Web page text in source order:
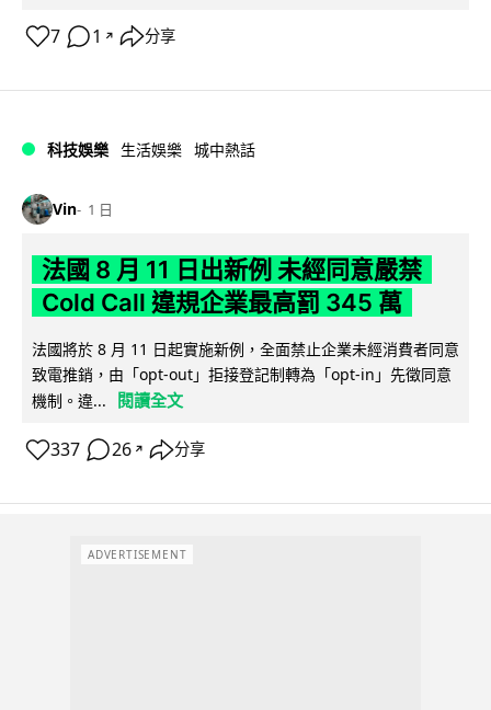
7 1 ↗ 分享
科技娛樂 生活娛樂 城中熱話
Vin 1 日
法國 8 月 11 日出新例 未經同意嚴禁
Cold Call 違規企業最高罰 345 萬
法國將於 8 月 11 日起實施新例，全面禁止企業未經消費者同意
致電推銷，由「opt-out」拒接登記制轉為「opt-in」先徵同意
機制。違...
閱讀全文
337 26 ↗ 分享
ADVERTISEMENT